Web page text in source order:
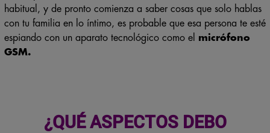
habitual, y de pronto comienza a saber cosas que solo hablas
con tu familia en lo íntimo, es probable que esa persona te esté
espiando con un aparato tecnológico como el micrófono
GSM.
¿QUÉ ASPECTOS DEBO